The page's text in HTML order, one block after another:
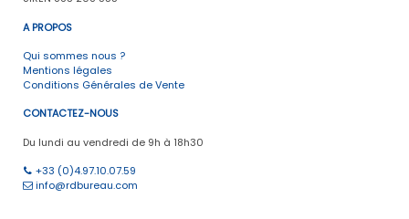
A PROPOS
Qui sommes nous ?
Mentions légales
Conditions Générales de Vente
CONTACTEZ-NOUS
Du lundi au vendredi de 9h à 18h30
+33 (0)4.97.10.07.59
info@rdbureau.com